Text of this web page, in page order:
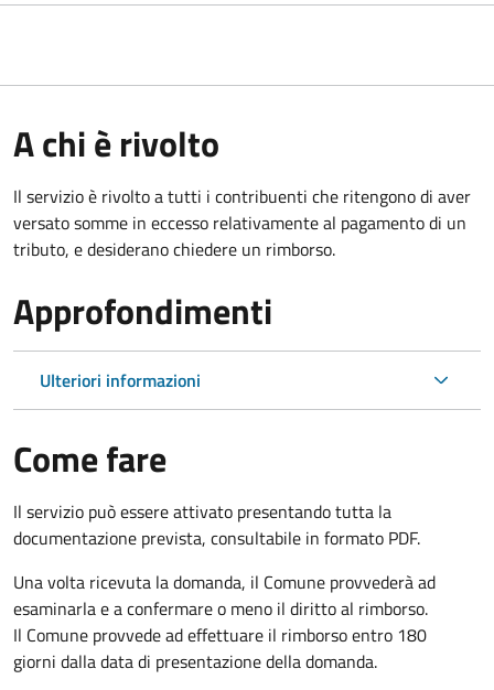
A chi è rivolto
Il servizio è rivolto a tutti i contribuenti che ritengono di aver
versato somme in eccesso relativamente al pagamento di un
tributo, e desiderano chiedere un rimborso.
Approfondimenti
Ulteriori informazioni
Come fare
Il servizio può essere attivato presentando tutta la
documentazione prevista, consultabile in formato PDF.
Una volta ricevuta la domanda, il Comune provvederà ad
esaminarla e a confermare o meno il diritto al rimborso.
Il Comune provvede ad effettuare il rimborso entro 180
giorni dalla data di presentazione della domanda.